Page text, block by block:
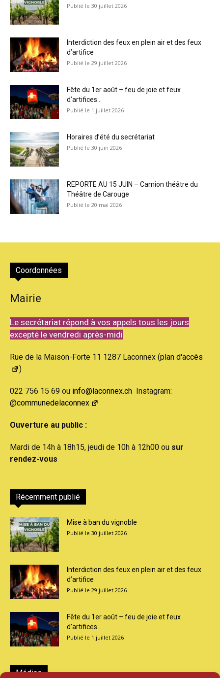
30 juillet 2026
Interdiction des feux en plein air et des feux
d’artifice
29 juillet 2026
Fête du 1er août – feu de joie et feux
d’artifices...
1 juillet 2026
Horaires d’été du secrétariat
30 juin 2026
REPORTE AU 15 JUIN – Camion théâtre du
Théâtre de Carouge
20 mai 2026
Coordonnées
Mairie
Le secrétariat répond à vos appels tous les jours
excepté le vendredi après-midi
Rue de la Maison-Forte 11 1287 Laconnex (plan d'accès
)
022 756 15 69 ou info@laconnex.ch Instagram:
@communedelaconnex
Ouverture au public :
Mardi de 14h à 18h15, jeudi de 10h à 12h00 ou sur
rendez-vous
Récemment publié
Mise à ban du vignoble
30 juillet 2026
Interdiction des feux en plein air et des feux
d’artifice
29 juillet 2026
Fête du 1er août – feu de joie et feux
d’artifices...
1 juillet 2026
Médias